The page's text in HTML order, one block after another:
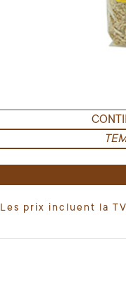
Les prix incluent la